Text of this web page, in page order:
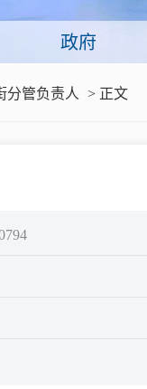
企事业单位信
政府
分管负责人 > 正文